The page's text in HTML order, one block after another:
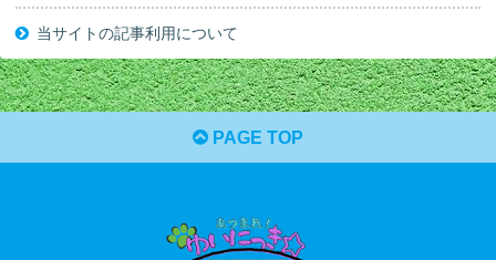
当サイトの記事利用について
PAGE TOP